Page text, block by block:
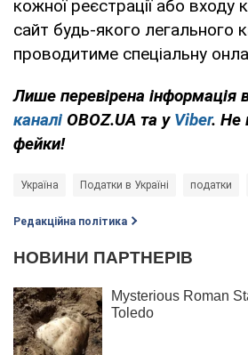
кожної реєстрації або входу
сайт будь-якого легального
проводитиме спеціальну
Лише перевірена інформація
каналі OBOZ.UA та у Viber. Не
фейки!
Україна Податки в Україні податки
Редакційна політика